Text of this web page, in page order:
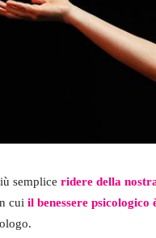
semplice ridere della
cui il benessere